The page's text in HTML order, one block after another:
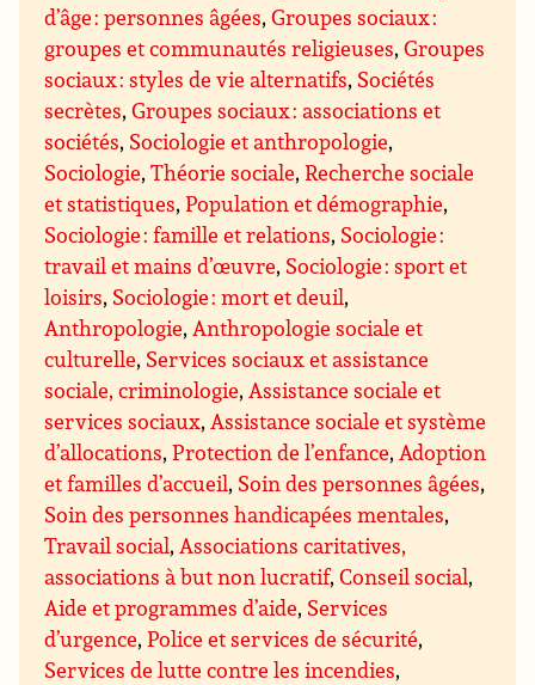
d’âge : personnes âgées,Groupes sociaux :
groupes et communautés religieuses,Groupes
sociaux : styles de vie alternatifs, Sociétés
secrètes,Groupes sociaux : associations et
sociétés, Sociologie et anthropologie,
Sociologie,Théorie sociale,Recherche sociale
et statistiques,Population et démographie,
Sociologie : famille et relations, Sociologie :
travail et mains d’œuvre, Sociologie : sport et
loisirs, Sociologie : mort et deuil,
Anthropologie,Anthropologie sociale et
culturelle, Services sociaux et assistance
sociale, criminologie,Assistance sociale et
services sociaux,Assistance sociale et système
d’allocations,Protection de l’enfance,Adoption
et familles d’accueil, Soin des personnes âgées,
Soin des personnes handicapées mentales,
Travail social,Associations caritatives,
associations à but non lucratif,Conseil social,
Aide et programmes d’aide, Services
d’urgence,Police et services de sécurité,
Services de lutte contre les incendies,